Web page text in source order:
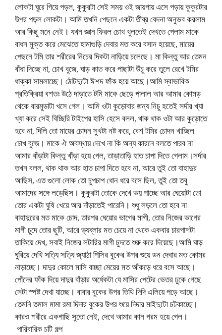
লোকটা ঘুরে গিয়ে পড়ল, কুকুরটা সেই সময় ওই জায়গায় এসে পড়ায় কুকুরটার
উপর পড়ল লোকটা। আমি তখনি পেছনে একটা তীব্র বেদনা অনুভব করলাম
আর কিছু মনে নেই। যখন জ্ঞান ফিরল চোখ খুলতেই দেখতে পেলাম মাকে
বাধন মুক্ত করে মেঝেতে হামাগুড়ি দেবার মত করে বসান হয়েছে, মায়ের
পেছনে টমি তার শরীরের নিচের দিকটা নাড়িয়ে চলেছে। মা কিন্তু আর তেমন
বাঁধা দিচ্ছে না, চোখ বুজে, ঘাড় কাত করে পাছাটা উঁচু করে তুলে রেখে টমির
ধাক্কা সামলাচ্ছে। ঠোটদুটো ঈশদ ফাঁক হয়ে আছে।আমি স্বাভাবিক
প্রতিক্রিয়া বশতঃ উঠে দাড়াতে টমি মাকে ছেড়ে পালাল আর আমার কোমড়
থেকে বারমুডাটা খসে গেল। আমি ওটা কুড়োবার জন্য নিচু হতেই সর্দার খ্যা
খ্যা করে সেই বিচ্ছিরি টাইপের হাসি হেসে বলল, থাক থাক ওটা আর কুড়োতে
হবে না, দিলি তো মায়ের চোদন সুখটা নষ্ট করে, বেশ টমির চোদন খাচ্ছিল
চোখ বুজে। মাকে ঐ অবস্থায় দেখে না কি অন্য কারনে বলতে পারব না
আমার বাঁড়াটা কিন্তু খাঁড়া হয়ে গেল, তাড়াতাড়ি হাত চাপা দিতে গেলাম।সর্দার
তখন বলল, থাক থাক আর হাত চাপা দিতে হবে না, আরে তুই তো বাহাদুর
আছিস, এত গুলো লোক তো চুপচাপ ধোন ধরে বসে ছিল, তুই তো তবু
আমাদের সঙ্গে লড়েছিস। কুকুরটা তোকে দেখে ভয় পাচ্ছে আর ঘেয়োটা তো
তোর একটা ঘুষি খেয়ে আর দাঁড়াতেই পারেনি। শুধু লড়লে তো হবে না
বাহাদুরের মত মাকে চোদ, তারপর ঘেয়োর ভাগের মাগী, তোর নিজের ভাগের
মাগী চুদে তোর ছুটি, আরে ভ্যব্লার মত চেয়ে না থেকে একবার চারপাশটা
তাকিয়ে দেখ, সবাই নিজের লটারির মাগী চুদতে শুরু করে দিয়েছে।আমি ঘাড়
ঘুরিয়ে দেখি সত্যি সত্যি জ্যাঠা পিসির বুকের উপর শুয়ে ডন দেবার মত কোমর
নাড়াচ্ছে। দাদুর কোলে মাসি বাচ্ছা মেয়ের মত আঁকড়ে ধরে বসে আছে।
পোঁদের ফাঁক দিয়ে দাদুর বাঁড়ার অর্ধেকটা যে মাসির পেটের ভেতর ঢুকে গেছে
সেটা স্পষ্ট দেখা যাচ্ছে। বাবার বুকের উপর তিথি দিদি এলিয়ে পড়ে আছে।
তেমনি তমাল মামা রমা দিদার বুকের উপর শুয়ে দিদার মাইদুটো চটকাচ্ছে।
কারও শরীরে একগাছি সুতো নেই, দেখে আমার কান গরম হয়ে গেল।
পারিবারিক চটি গল্প